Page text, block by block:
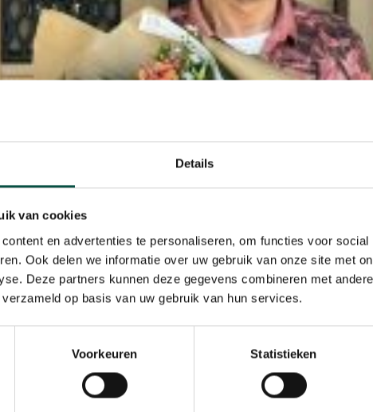
Details
van cookies
en advertenties te personaliseren, om functies voor
Ook delen we informatie over uw gebruik van onze site met
Deze partners kunnen deze gegevens combineren met
op basis van uw gebruik van hun services.
Voorkeuren Statistieken
heeft vrijdagochtend op een aangepaste manier
een lintje ontvangen.
bijzondere wijze leiding aan het bedrijf. Dit blijkt uit het
voor tewerkstellen van mensen met een afstand
Daarnaast verrichte hij verschillende